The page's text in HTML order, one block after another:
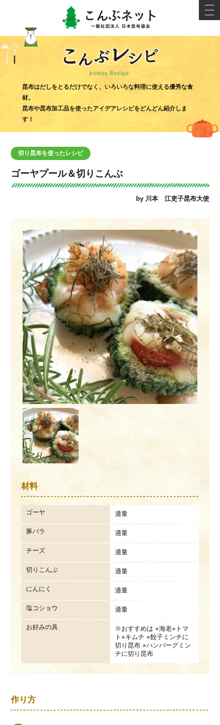
こんぶ
こんぶ
昆布はだしをとるだけでなく、いろいろな料理に使える優秀な食
材。
昆布や昆布加工品を使ったアイデアレシピをどんどん紹介しま
す！
切り昆布を使ったレシピ
ゴーヤプール＆切りこんぶ
by 川本 江吏子昆布大使
材料
ゴーヤ 適量
豚バラ 適量
チーズ 適量
切りこんぶ 適量
にんにく 適量
塩コショウ 適量
お好みの具
※おすすめは ⭐︎海老⭐︎トマ
ト⭐︎キムチ ⭐︎餃子ミンチに
切り昆布 ⭐︎ハンバーグミン
チに切り昆布
作り方
t
o
g
n